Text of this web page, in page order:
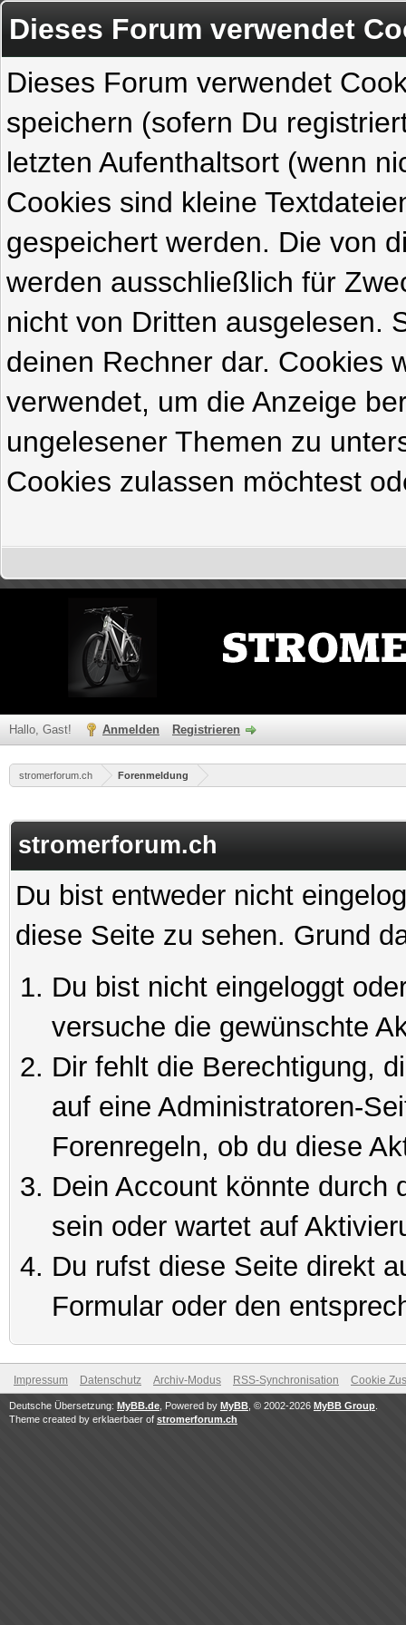
Dieses Forum verwendet
Dieses Forum verwendet
speichern (sofern Du
letzten Aufenthaltsort (wenn
Cookies sind kleine
gespeichert werden. Die von
werden ausschließlich für
nicht von Dritten ausgelesen.
deinen Rechner dar. Cookies
verwendet, um die Anzeige
ungelesener Themen zu
Cookies zulassen möchtest
Hallo, Gast! Anmelden Registrieren
stromerforum.ch Forenmeldung
stromerforum.ch
Du bist entweder nicht
diese Seite zu sehen. Grund
Du bist nicht eingeloggt
versuche die gewünschte
Dir fehlt die Berechtigung,
auf eine Administratoren-
Forenregeln, ob du diese
Dein Account könnte durch
sein oder wartet auf
Du rufst diese Seite direkt
Formular oder den
Impressum Datenschutz Archiv-Modus RSS-Synchronisation Cookie
Deutsche Übersetzung: MyBB.de , Powered by MyBB , © 2002-2026 MyBB Group
Theme created by erklaerbaer of stromerforum.ch